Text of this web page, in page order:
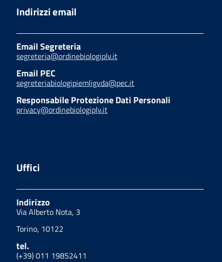
Indirizzi email
Email Segreteria
segreteria@ordinebiologiplv.it
Email PEC
segreteriabiologipiemligvda@pec.it
Responsabile Protezione Dati Personali
privacy@ordinebiologiplv.it
Uffici
Indirizzo
Via Alberto Nota, 3
Torino, 10122
tel.
(+39) 011 19852411